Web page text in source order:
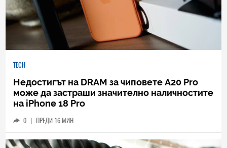
TECH
Недостигът на DRAM за чиповете A20 Pro
може да застраши значително наличностите
на iPhone 18 Pro
0 | ПРЕДИ 16 МИН.